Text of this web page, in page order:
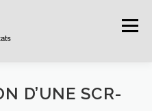
Menu
ANNONCES
D’UNE SCR-